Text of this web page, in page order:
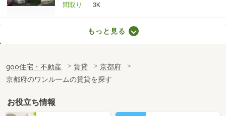
間取り
3K
京都府京都市南区東九条西山町
専有面積
31.4m²
間取り
1K
京都府京都市伏見区新町１１丁目
もっと見る
goo住宅・不動産 賃貸
京都府
京都府のワンルームの賃貸を探す
お役立ち情報